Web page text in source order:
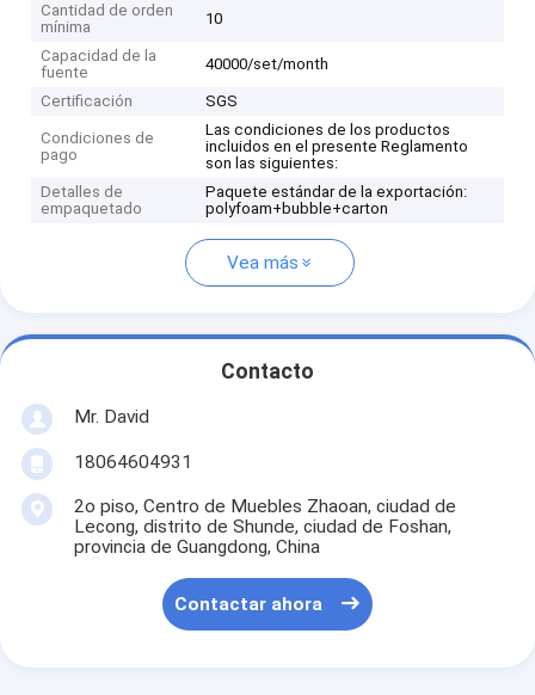
Cantidad de orden
mínima
10
Capacidad de la
fuente
40000/set/month
Certificación SGS
Condiciones de
pago
Las condiciones de los productos
incluidos en el presente Reglamento
son las siguientes:
Detalles de
empaquetado
Paquete estándar de la exportación:
polyfoam+bubble+carton
Vea más
Contacto
Mr. David
18064604931
2o piso, Centro de Muebles Zhaoan, ciudad de
Lecong, distrito de Shunde, ciudad de Foshan,
provincia de Guangdong, China
Contactar ahora